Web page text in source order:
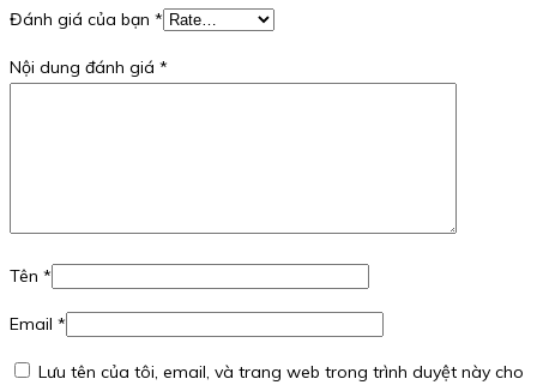
Đánh giá của bạn *
Nội dung đánh giá *
Tên *
Email *
Lưu tên của tôi, email, và trang web trong trình duyệt này cho